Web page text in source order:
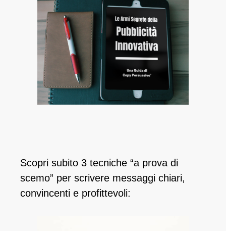
Scopri subito 3 tecniche “a prova di
scemo” per scrivere messaggi chiari,
convincenti e profittevoli: